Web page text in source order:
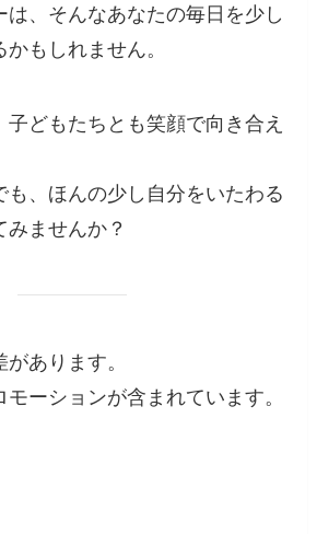
は、そんなあなたの毎日を少し
もしれません。
どもたちとも笑顔で向き合え
も、ほんの少し自分をいたわる
ませんか？
あります。
ーションが含まれています。